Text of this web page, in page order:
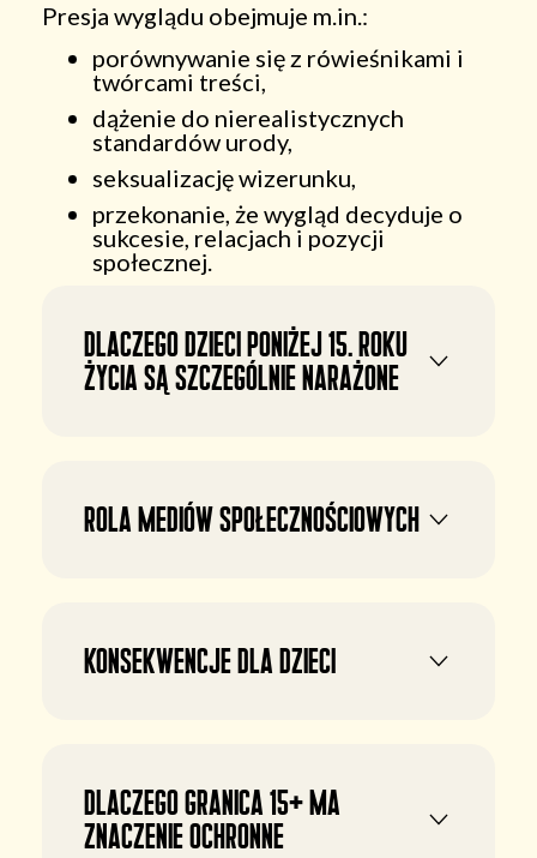
Presja wyglądu obejmuje m.in.:
porównywanie się z rówieśnikami i
twórcami treści,
dążenie do nierealistycznych
standardów urody,
seksualizację wizerunku,
przekonanie, że wygląd decyduje o
sukcesie, relacjach i pozycji
społecznej.
Dlaczego dzieci poniżej 15. roku
życia są szczególnie narażone
Rola mediów społecznościowych
Konsekwencje dla dzieci
Dlaczego granica 15+ ma
znaczenie ochronne